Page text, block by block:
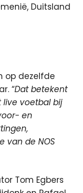
Duitsland
op dezelfde
“Dat betekent
voetbal bij
en
van de NOS
Tom Egbers